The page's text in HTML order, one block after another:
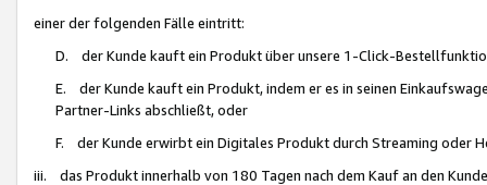
einer der folgenden Fälle eintritt:
D. der Kunde kauft ein Produkt über unsere 1-Click-
E. der Kunde kauft ein Produkt, indem er es in seinen
Partner-Links abschließt, oder
F. der Kunde erwirbt ein Digitales Produkt durch Streaming oder
iii. das Produkt innerhalb von 180 Tagen nach dem Kauf an den